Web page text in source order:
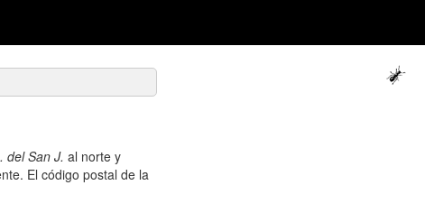
del San J. al norte y
El código postal de la